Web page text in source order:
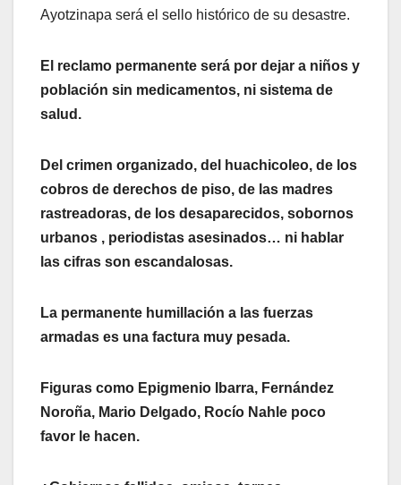
Ayotzinapa será el sello histórico de su desastre.
El reclamo permanente será por dejar a niños y
población sin medicamentos, ni sistema de
salud.
Del crimen organizado, del huachicoleo, de los
cobros de derechos de piso, de las madres
rastreadoras, de los desaparecidos, sobornos
urbanos , periodistas asesinados… ni hablar
las cifras son escandalosas.
La permanente humillación a las fuerzas
armadas es una factura muy pesada.
Figuras como Epigmenio Ibarra, Fernández
Noroña, Mario Delgado, Rocío Nahle poco
favor le hacen.